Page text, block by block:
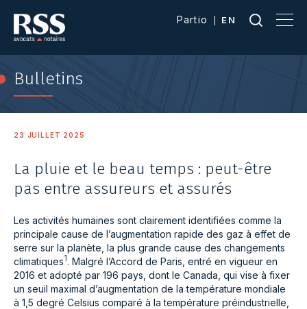
Partio EN
Bulletins
23 JUILLET 2025
La pluie et le beau temps : peut-être
pas entre assureurs et assurés
Les activités humaines sont clairement identifiées comme la
principale cause de l’augmentation rapide des gaz à effet de
serre sur la planète, la plus grande cause des changements
climatiques1 . Malgré l’Accord de Paris, entré en vigueur en
2016 et adopté par 196 pays, dont le Canada, qui vise à fixer
un seuil maximal d’augmentation de la température mondiale
à 1,5 degré Celsius comparé à la température préindustrielle,